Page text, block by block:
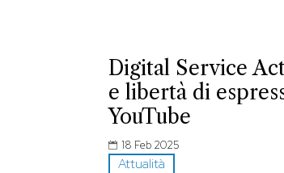
Digital Service
e libertà di
YouTube
18 Feb 2025
Attualità